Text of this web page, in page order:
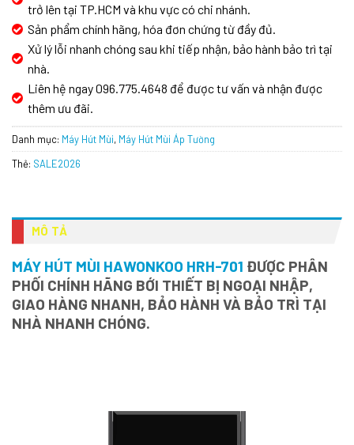
trở lên tại TP.HCM và khu vực có chi nhánh.
Sản phẩm chính hãng, hóa đơn chứng từ đầy đủ.
Xử lý lỗi nhanh chóng sau khi tiếp nhận, bảo hành bảo trì tại
nhà.
Liên hệ ngay 096.775.4648 để được tư vấn và nhận được
thêm ưu đãi.
Danh mục: Máy Hút Mùi, Máy Hút Mùi Áp Tường
Thẻ: SALE2026
MÔ TẢ
MÁY HÚT MÙI HAWONKOO HRH-701 ĐƯỢC PHÂN
PHỐI CHÍNH HÃNG BỚI THIẾT BỊ NGOẠI NHẬP,
GIAO HÀNG NHANH, BẢO HÀNH VÀ BẢO TRÌ TẠI
NHÀ NHANH CHÓNG.